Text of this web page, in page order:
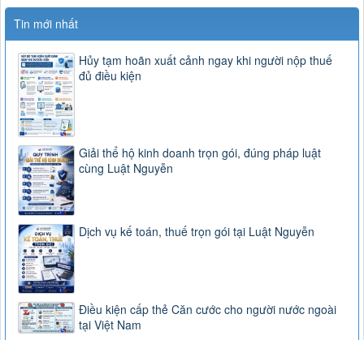
Tin mới nhất
Hủy tạm hoãn xuất cảnh ngay khi người nộp thuế
đủ điều kiện
Giải thể hộ kinh doanh trọn gói, đúng pháp luật
cùng Luật Nguyễn
Dịch vụ kế toán, thuế trọn gói tại Luật Nguyễn
Điều kiện cấp thẻ Căn cước cho người nước ngoài
tại Việt Nam